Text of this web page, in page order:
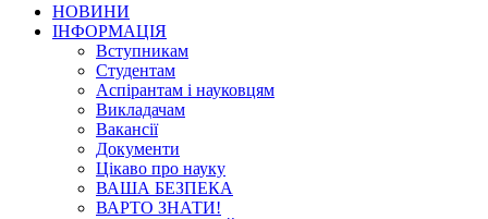
НОВИНИ
ІНФОРМАЦІЯ
Вступникам
Студентам
Аспірантам і науковцям
Викладачам
Вакансії
Документи
Цікаво про науку
ВАША БЕЗПЕКА
ВАРТО ЗНАТИ!